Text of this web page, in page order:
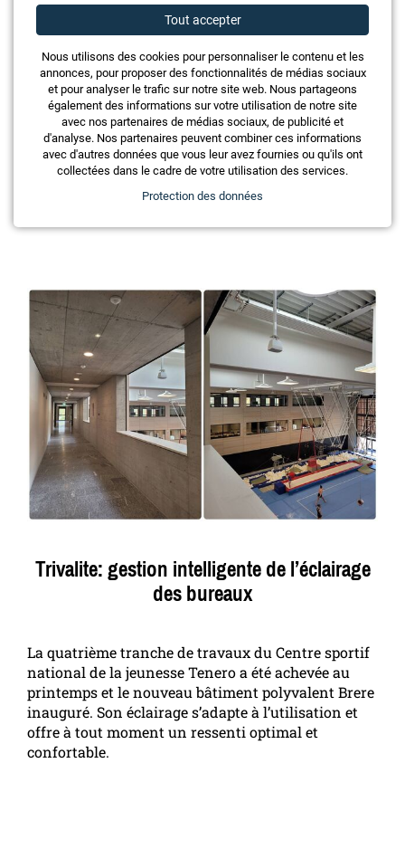
Ces articles pourraient également vous
intéresser
Trivalite: gestion intelligente de l’éclairage
des bureaux
La quatrième tranche de travaux du Centre sportif
national de la jeunesse Tenero a été achevée au
printemps et le nouveau bâtiment polyvalent Brere
inauguré. Son éclairage s’adapte à l’utilisation et
offre à tout moment un ressenti optimal et
confortable.
Tout accepter
Nous utilisons des cookies pour personnaliser le contenu et les
annonces, pour proposer des fonctionnalités de médias sociaux
et pour analyser le trafic sur notre site web. Nous partageons
également des informations sur votre utilisation de notre site
avec nos partenaires de médias sociaux, de publicité et
d'analyse. Nos partenaires peuvent combiner ces informations
avec d'autres données que vous leur avez fournies ou qu'ils ont
collectées dans le cadre de votre utilisation des services.
Protection des données